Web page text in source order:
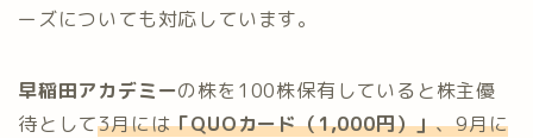
ーズについても対応しています。
早稲田アカデミーの株を100株保有していると株主優
待として3月には「QUOカード（1,000円）」、9月に